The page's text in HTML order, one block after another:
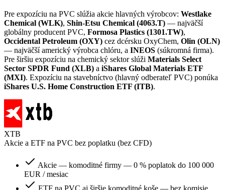
Pre expozíciu na PVC slúžia akcie hlavných výrobcov: Westlake
Chemical (WLK), Shin-Etsu Chemical (4063.T) — najväčší
globálny producent PVC, Formosa Plastics (1301.TW),
Occidental Petroleum (OXY) cez dcérsku OxyChem, Olin (OLN)
— najväčší americký výrobca chlóru, a INEOS (súkromná firma).
Pre širšiu expozíciu na chemický sektor slúži Materials Select
Sector SPDR Fund (XLB) a iShares Global Materials ETF
(MXI). Expozíciu na stavebníctvo (hlavný odberateľ PVC) ponúka
iShares U.S. Home Construction ETF (ITB).
XTB
Akcie a ETF na PVC bez poplatku (bez CFD)
Akcie — komoditné firmy — 0 % poplatok do 100 000
EUR / mesiac
ETF na PVC aj širšie komoditné koše — bez komisie